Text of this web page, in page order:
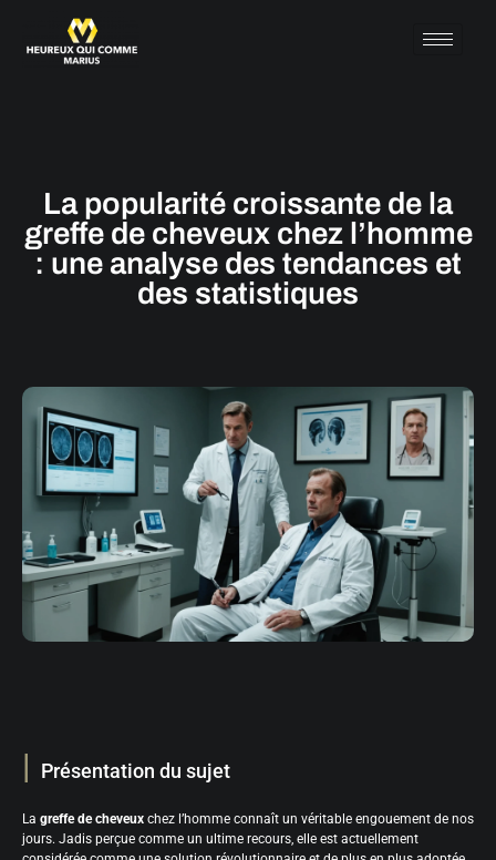
La popularité croissante de la
greffe de cheveux chez l’homme
: une analyse des tendances et
des statistiques
Présentation du sujet
La greffe de cheveux chez l’homme connaît un véritable engouement de nos
jours. Jadis perçue comme un ultime recours, elle est actuellement